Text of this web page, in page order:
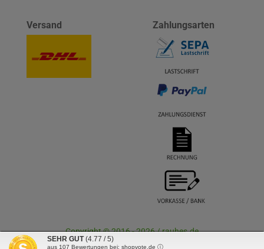
Versand Zahlungsarten
Copyright © 2016 - 2026 / rauhes.de
SEHR GUT (4.77 / 5)
aus 107 Bewertungen bei: shopvote.de ⓘ